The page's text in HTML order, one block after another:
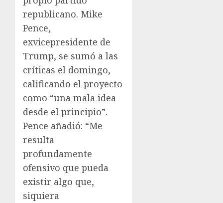
republicano. Mike
Pence,
exvicepresidente de
Trump, se sumó a las
críticas el domingo,
calificando el proyecto
como “una mala idea
desde el principio”.
Pence añadió: “Me
resulta
profundamente
ofensivo que pueda
existir algo que,
siquiera